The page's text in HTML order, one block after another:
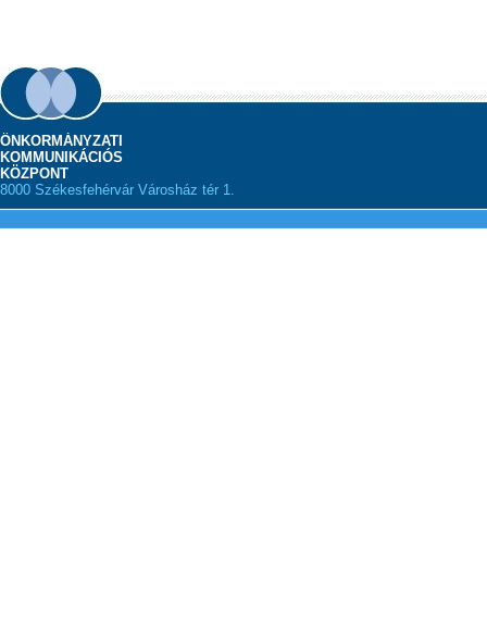
ÖNKORMÁNYZATI
KOMMUNIKÁCIÓS
KÖZPONT
8000 Székesfehérvár Városház tér 1.